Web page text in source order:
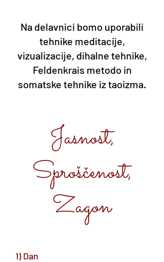
Na delavnici bomo uporabili
tehnike meditacije,
vizualizacije, dihalne tehnike,
Feldenkrais metodo in
somatske tehnike iz taoizma.
Jasnost,
Sproščenost,
Zagon
1) Dan